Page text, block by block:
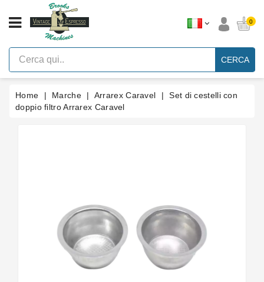
CATEGORIA
Macchine
Per
Caffè
Espresso
Leva
Vintage
0
CERCA
Home Marche Arrarex Caravel
Set di cestelli con
doppio filtro Arrarex Caravel